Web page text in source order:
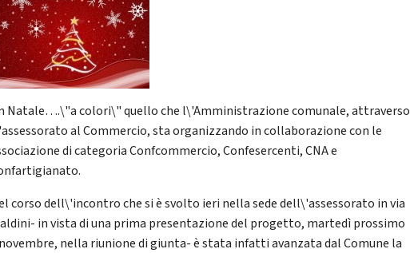
Natale….\"a colori\" quello che l\'Amministrazione comunale, attraverso
al Commercio, sta organizzando in collaborazione con le
di categoria Confcommercio, Confesercenti, CNA e
corso dell\'incontro che si è svolto ieri nella sede dell\'assessorato in via
in vista di una prima presentazione del progetto, martedì prossimo
nella riunione di giunta- è stata infatti avanzata dal Comune la